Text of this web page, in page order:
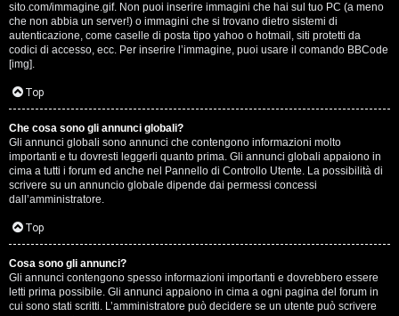
sito.com/immagine.gif. Non puoi inserire immagini che hai sul tuo PC (a meno
che non abbia un server!) o immagini che si trovano dietro sistemi di
autenticazione, come caselle di posta tipo yahoo o hotmail, siti protetti da
codici di accesso, ecc. Per inserire l’immagine, puoi usare il comando BBCode
[img].
Top
Che cosa sono gli annunci globali?
Gli annunci globali sono annunci che contengono informazioni molto
importanti e tu dovresti leggerli quanto prima. Gli annunci globali appaiono in
cima a tutti i forum ed anche nel Pannello di Controllo Utente. La possibilità di
scrivere su un annuncio globale dipende dai permessi concessi
dall’amministratore.
Top
Cosa sono gli annunci?
Gli annunci contengono spesso informazioni importanti e dovrebbero essere
letti prima possibile. Gli annunci appaiono in cima a ogni pagina del forum in
cui sono stati scritti. L’amministratore può decidere se un utente può scrivere
C
o
s
a
c
i
p
i
a
c